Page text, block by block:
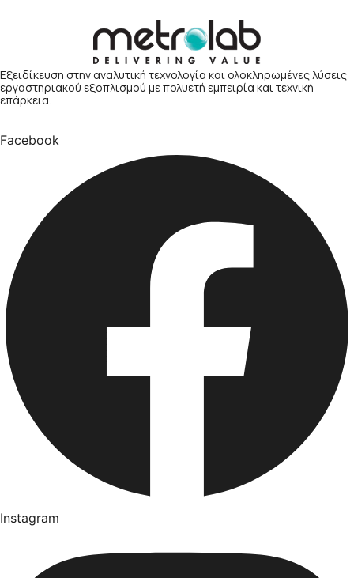
Εξειδίκευση στην αναλυτική τεχνολογία και ολοκληρωμένες λύσεις
εργαστηριακού εξοπλισμού με πολυετή εμπειρία και τεχνική
επάρκεια.
Facebook
Instagram